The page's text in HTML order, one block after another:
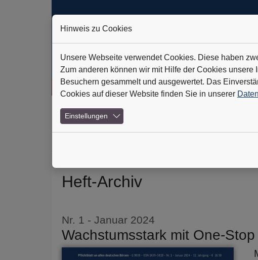
Technologies AG: Verlässlich auf Kurs +++Daldrup & Söhne:
Home Abonnements
Heft-Archiv
Nr. 1 - Januar 2024
Wachstumsstark mit One-
Hinweis zu Cookies
Unsere Webseite verwendet Cookies. Diese haben
Zum anderen können wir mit Hilfe der Cookies
Besuchern gesammelt und ausgewertet. Das
Cookies auf dieser Website finden Sie in unserer
Einstellungen